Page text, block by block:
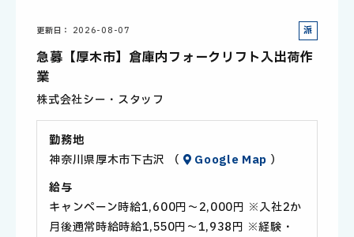
更新日 2026-08-07
派
遣
社
急募【厚木市】倉庫内フォークリフト入出荷作
業
株式会社シー・スタッフ
勤務地
神奈川県厚木市下古沢 （
Google Map ）
給与
キャンペーン時給1,600円～2,000円 ※入社2か
月後通常時給時給1,550円～1,938円 ※経験・